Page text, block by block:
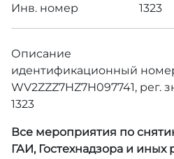
Инв. номер 1323
Описание
идентификационный
WV2ZZZ7HZ7H097741, рег.
1323
Все мероприятия по
ГАИ, Гостехнадзора и